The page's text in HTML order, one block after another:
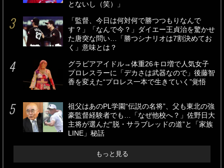
とないし（笑）」
「監督、今日は何対何で勝つつもりなんで
す？」「なんで今？」ダイエー王貞治を驚かせ
た唐突な問い…「勝つシナリオは7割決めてお
く」意味とは？
グラビアアイドル→体重26キロ増で人気女子
プロレスラーに「デカさは武器なので」後藤智
香を変えた“プロレス一本で生きていく”覚悟
祖父はあのPL学園“伝説の名将”、父も東北の強
豪監督経験者でも…「なぜ他校へ？」佐野日大
主将が選んだ“脱・サラブレッドの道”と「家族
LINE」秘話
もっと見る